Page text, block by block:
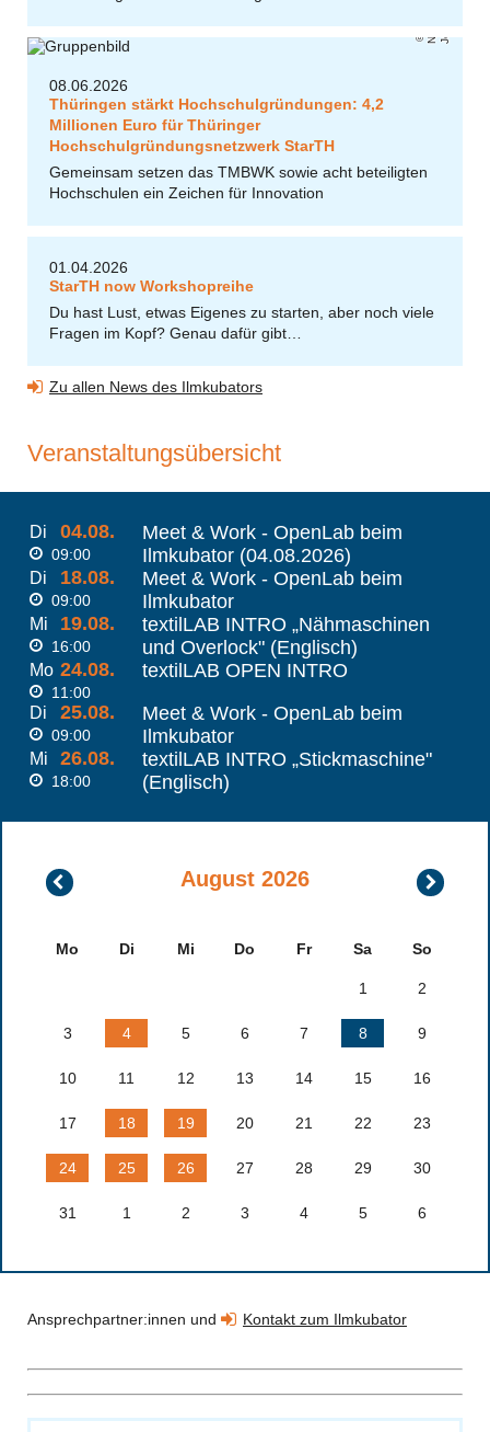
c
g
nia
08.06.2026
Thüringen stärkt Hochschulgründungen: 4,2
Millionen Euro für Thüringer
Hochschulgründungsnetzwerk StarTH
Gemeinsam setzen das TMBWK sowie acht beteiligten
Hochschulen ein Zeichen für Innovation
01.04.2026
StarTH now Workshopreihe
Du hast Lust, etwas Eigenes zu starten, aber noch viele
Fragen im Kopf? Genau dafür gibt…
Zu allen News des Ilmkubators
Veranstaltungsübersicht
Di 04.08.
09:00
Meet & Work - OpenLab beim
Ilmkubator (04.08.2026)
Di 18.08.
09:00
Meet & Work - OpenLab beim
Ilmkubator
Mi 19.08.
16:00
textilLAB INTRO „Nähmaschinen
und Overlock" (Englisch)
Mo 24.08.
11:00
textilLAB OPEN INTRO
Di 25.08.
09:00
Meet & Work - OpenLab beim
Ilmkubator
Mi 26.08.
18:00
textilLAB INTRO „Stickmaschine"
(Englisch)
Juli
2026
August 2026
2026
Mo Di Mi Do Fr Sa So
1 2
3 4 5 6 7 8 9
10 11 12 13 14 15 16
17 18 19 20 21 22 23
24 25 26 27 28 29 30
31 1 2 3 4 5 6
Ansprechpartner:innen und Kontakt zum Ilmkubator